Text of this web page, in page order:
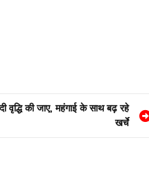
की जाए, महंगाई के साथ बढ़ रहे
खर्चे